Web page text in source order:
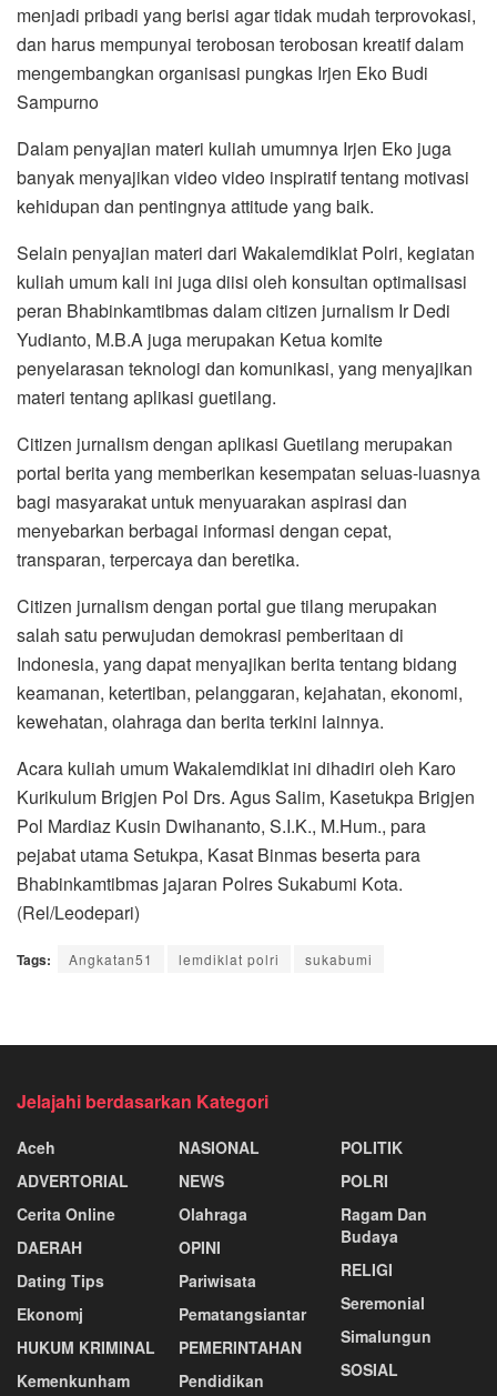
menjadi pribadi yang berisi agar tidak mudah terprovokasi,
dan harus mempunyai terobosan terobosan kreatif dalam
mengembangkan organisasi pungkas Irjen Eko Budi
Sampurno
Dalam penyajian materi kuliah umumnya Irjen Eko juga
banyak menyajikan video video inspiratif tentang motivasi
kehidupan dan pentingnya attitude yang baik.
Selain penyajian materi dari Wakalemdiklat Polri, kegiatan
kuliah umum kali ini juga diisi oleh konsultan optimalisasi
peran Bhabinkamtibmas dalam citizen jurnalism Ir Dedi
Yudianto, M.B.A juga merupakan Ketua komite
penyelarasan teknologi dan komunikasi, yang menyajikan
materi tentang aplikasi guetilang.
Citizen jurnalism dengan aplikasi Guetilang merupakan
portal berita yang memberikan kesempatan seluas-luasnya
bagi masyarakat untuk menyuarakan aspirasi dan
menyebarkan berbagai informasi dengan cepat,
transparan, terpercaya dan beretika.
Citizen jurnalism dengan portal gue tilang merupakan
salah satu perwujudan demokrasi pemberitaan di
Indonesia, yang dapat menyajikan berita tentang bidang
keamanan, ketertiban, pelanggaran, kejahatan, ekonomi,
kewehatan, olahraga dan berita terkini lainnya.
Acara kuliah umum Wakalemdiklat ini dihadiri oleh Karo
Kurikulum Brigjen Pol Drs. Agus Salim, Kasetukpa Brigjen
Pol Mardiaz Kusin Dwihananto, S.I.K., M.Hum., para
pejabat utama Setukpa, Kasat Binmas beserta para
Bhabinkamtibmas jajaran Polres Sukabumi Kota.
(Rel/Leodepari)
Tags: Angkatan51 lemdiklat polri sukabumi
Jelajahi berdasarkan Kategori
Aceh
ADVERTORIAL
Cerita Online
DAERAH
Dating Tips
Ekonomj
HUKUM KRIMINAL
Kemenkunham
NASIONAL
NEWS
Olahraga
OPINI
Pariwisata
Pematangsiantar
PEMERINTAHAN
Pendidikan
POLITIK
POLRI
Ragam Dan
Budaya
RELIGI
Seremonial
Simalungun
SOSIAL